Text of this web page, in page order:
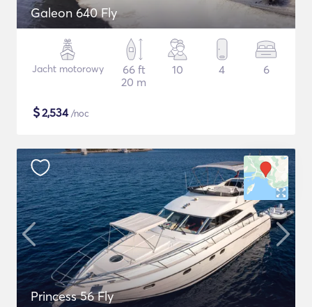
Galeon 640 Fly
Jacht motorowy
66 ft
20 m
10 4 6
$2,534/noc
Princess 56 Fly